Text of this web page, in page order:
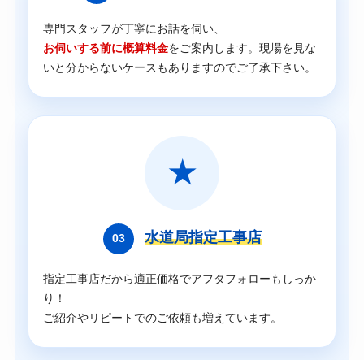
専門スタッフが丁寧にお話を伺い、
お伺いする前に概算料金をご案内します。現場を見な
いと分からないケースもありますのでご了承下さい。
★
03 水道局指定工事店
指定工事店だから適正価格でアフタフォローもしっか
り！
ご紹介やリピートでのご依頼も増えています。